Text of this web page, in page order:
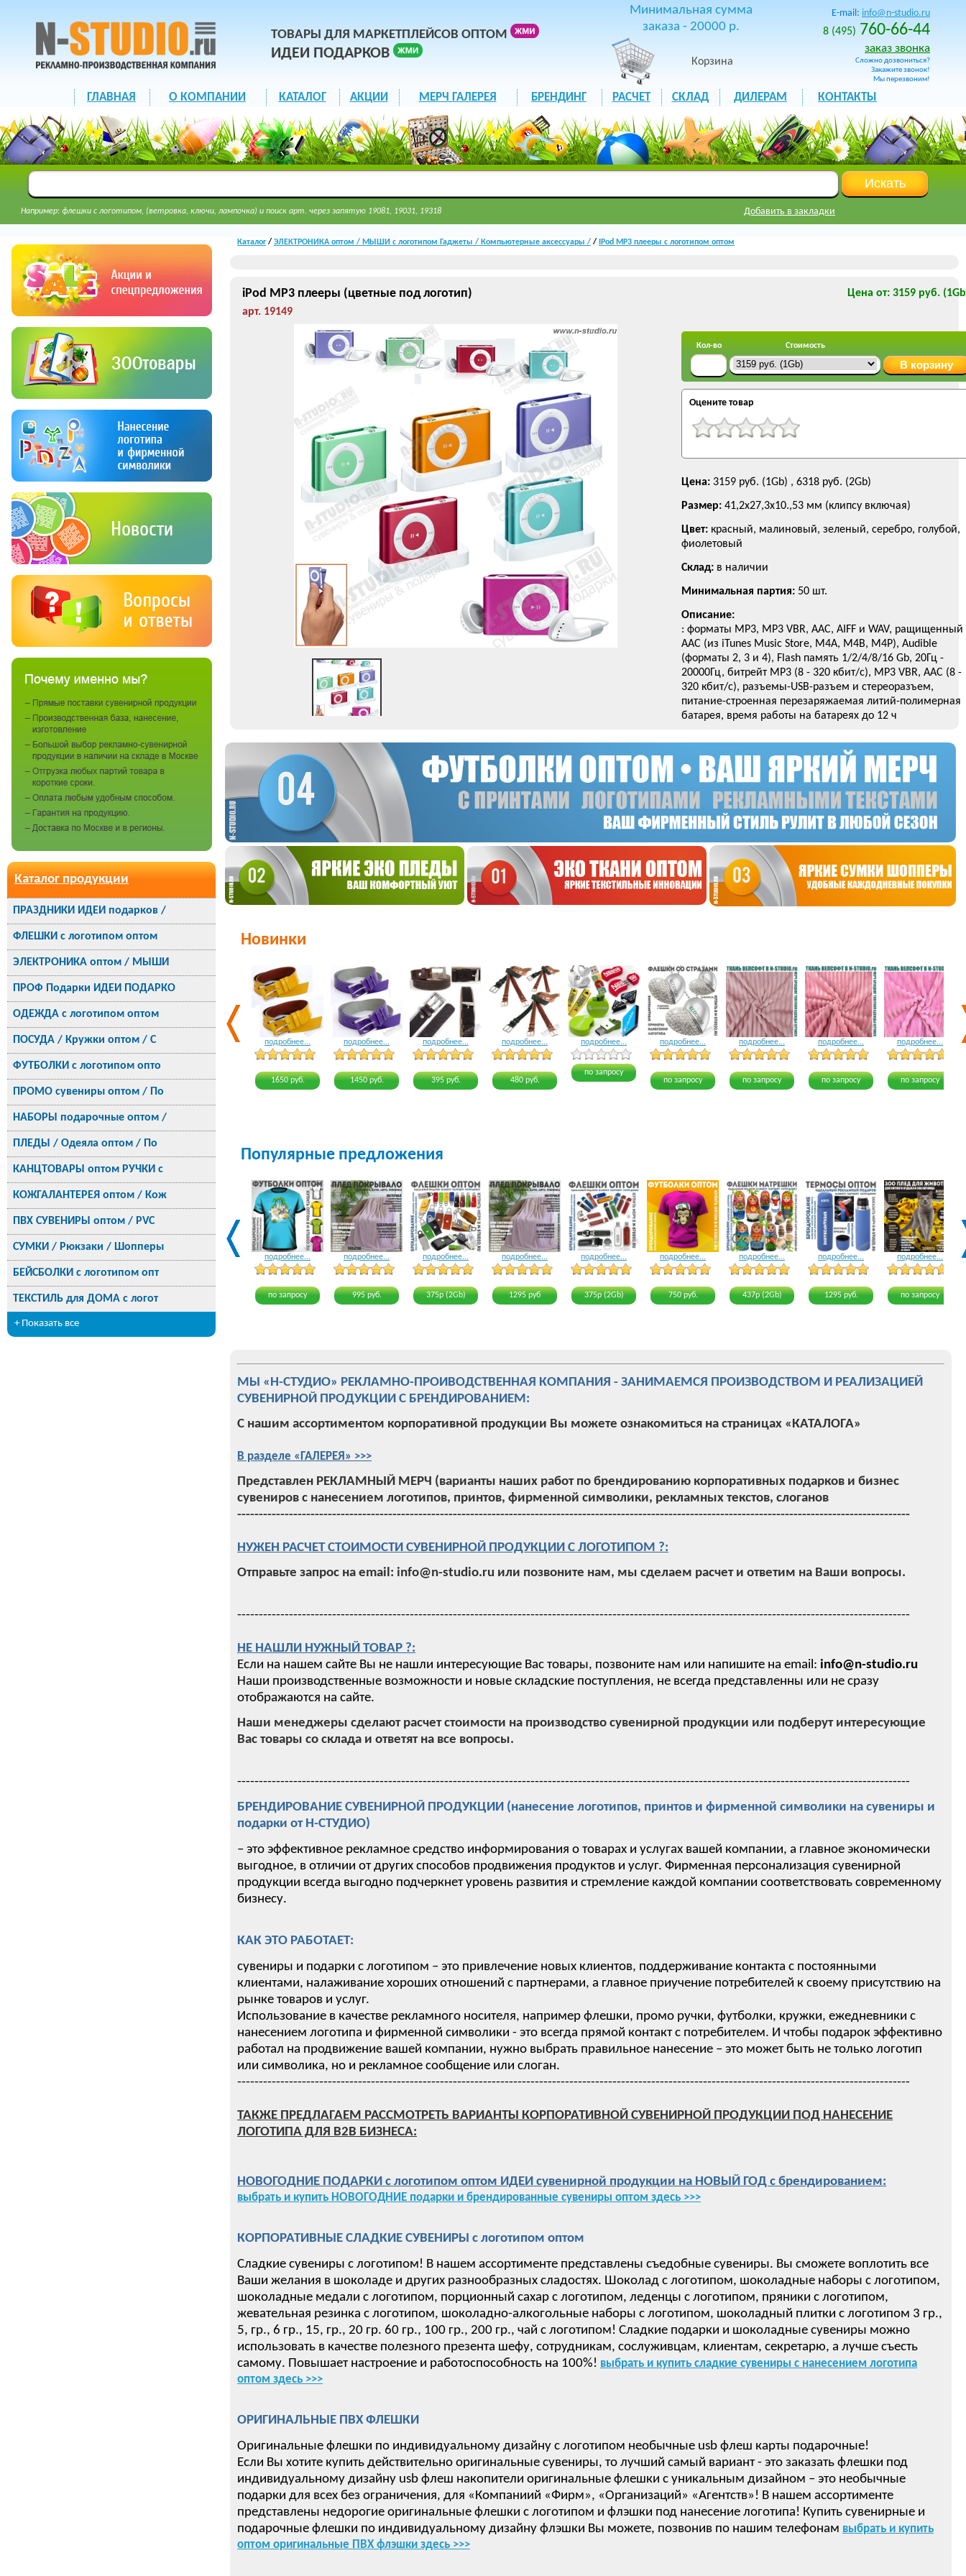
ТОВАРЫ ДЛЯ МАРКЕТПЛЕЙСОВ ОПТОМ
ИДЕИ ПОДАРКОВ
Минимальная сумма
заказа - 20000 р.
Корзина
E-mail: info@n-studio.ru
8 (495) 760-66-44
заказ звонка
Сложно дозвониться?
Закажите звонок!
Мы перезвоним!
ГЛАВНАЯ О КОМПАНИИ КАТАЛОГ АКЦИИ МЕРЧ ГАЛЕРЕЯ БРЕНДИНГ РАСЧЕТ СКЛАД ДИЛЕРАМ КОНТАКТЫ
Например: флешки с логотипом, (ветровка, ключи, лампочка) и поиск арт. через запятую 19081, 19031, 19318 Добавить в закладки
Каталог продукции
ПРАЗДНИКИ ИДЕИ подарков /
ФЛЕШКИ с логотипом оптом
ЭЛЕКТРОНИКА оптом / МЫШИ
ПРОФ Подарки ИДЕИ ПОДАРКО
ОДЕЖДА с логотипом оптом
ПОСУДА / Кружки оптом / С
ФУТБОЛКИ с логотипом опто
ПРОМО сувениры оптом / По
НАБОРЫ подарочные оптом /
ПЛЕДЫ / Одеяла оптом / По
КАНЦТОВАРЫ оптом РУЧКИ с
КОЖГАЛАНТЕРЕЯ оптом / Кож
ПВХ СУВЕНИРЫ оптом / PVC
СУМКИ / Рюкзаки / Шопперы
БЕЙСБОЛКИ с логотипом опт
ТЕКСТИЛЬ для ДОМА с логот
+ Показать все
Каталог/ ЭЛЕКТРОНИКА оптом / МЫШИ с логотипом Гаджеты / Компьютерные аксессуары / / IPod MP3 плееры с логотипом оптом
iPod MP3 плееры (цветные под логотип)
Цена от: 3159 руб.
арт. 19149
Кол-во Стоимость
Оцените товар
Цена: 3159 руб. (1Gb) , 6318 руб. (2Gb)
Размер: 41,2x27,3x10.,53 мм (клипсу включая)
Цвет: красный, малиновый, зеленый, серебро, голубой,
фиолетовый
Склад: в наличии
Минимальная партия: 50 шт.
Описание:
: форматы MP3, MP3 VBR, AAC, AIFF и WAV, pащищенный
AAC (из iTunes Music Store, M4A, M4B, M4P), Audible
(форматы 2, 3 и 4), Flash память 1/2/4/8/16 Gb, 20Гц -
20000Гц, битрейт MP3 (8 - 320 кбит/с), MP3 VBR, AAC (8 -
320 кбит/с), разъемы-USB-разъем и стереоразъем,
питание-строенная перезаряжаемая литий-полимерная
батарея, время работы на батареях до 12 ч
Новинки
подробнее...
4 голоса
1650 руб.
подробнее...
3 голоса
1450 руб.
подробнее...
3 голоса
395 руб.
подробнее...
4 голоса
480 руб.
подробнее...
по запросу
подробнее...
5 голосов
по запросу
подробнее...
12 голосов
по запросу
подробнее...
8 голосов
по запросу
подробнее...
по запросу
Популярные предложения
подробнее...
16 голосов
по запросу
подробнее...
20 голосов
995 руб.
подробнее...
22 голоса
375р (2Gb)
подробнее...
21 голос
1295 руб
подробнее...
15 голосов
375р (2Gb)
подробнее...
24 голоса
750 руб.
подробнее...
18 голосов
437р (2Gb)
подробнее...
22 голоса
1295 руб.
подробнее...
по запросу
МЫ «Н-СТУДИО» РЕКЛАМНО-ПРОИВОДСТВЕННАЯ КОМПАНИЯ - ЗАНИМАЕМСЯ ПРОИЗВОДСТВОМ И РЕАЛИЗАЦИЕЙ
СУВЕНИРНОЙ ПРОДУКЦИИ С БРЕНДИРОВАНИЕМ:
С нашим ассортиментом корпоративной продукции Вы можете ознакомиться на страницах «КАТАЛОГА»
В разделе «ГАЛЕРЕЯ» >>>
Представлен РЕКЛАМНЫЙ МЕРЧ (варианты наших работ по брендированию корпоративных подарков и бизнес
сувениров с нанесением логотипов, принтов, фирменной символики, рекламных текстов, слоганов
------------------------------------------------------------------------------------------------------------------------------------------------------------
НУЖЕН РАСЧЕТ СТОИМОСТИ СУВЕНИРНОЙ ПРОДУКЦИИ С ЛОГОТИПОМ ?:
Отправьте запрос на email: info@n-studio.ru или позвоните нам, мы сделаем расчет и ответим на Ваши вопросы.
------------------------------------------------------------------------------------------------------------------------------------------------------------
НЕ НАШЛИ НУЖНЫЙ ТОВАР ?:
Если на нашем сайте Вы не нашли интересующие Вас товары, позвоните нам или напишите на email: info@n-studio.ru
Наши производственные возможности и новые складские поступления, не всегда представленны или не сразу
отображаются на сайте.
Наши менеджеры сделают расчет стоимости на производство сувенирной продукции или подберут интересующие
Вас товары со склада и ответят на все вопросы.
------------------------------------------------------------------------------------------------------------------------------------------------------------
БРЕНДИРОВАНИЕ СУВЕНИРНОЙ ПРОДУКЦИИ (нанесение логотипов, принтов и фирменной символики на сувениры и
подарки от Н-СТУДИО)
– это эффективное рекламное средство информирования о товарах и услугах вашей компании, а главное экономически
выгодное, в отличии от других способов продвижения продуктов и услуг. Фирменная персонализация сувенирной
продукции всегда выгодно подчеркнет уровень развития и стремление каждой компании соответствовать современному
бизнесу.
КАК ЭТО РАБОТАЕТ:
сувениры и подарки с логотипом – это привлечение новых клиентов, поддерживание контакта с постоянными
клиентами, налаживание хороших отношений с партнерами, а главное приучение потребителей к своему присутствию на
рынке товаров и услуг.
Использование в качестве рекламного носителя, например флешки, промо ручки, футболки, кружки, ежедневники с
нанесением логотипа и фирменной символики - это всегда прямой контакт с потребителем. И чтобы подарок эффективно
работал на продвижение вашей компании, нужно выбрать правильное нанесение – это может быть не только логотип
или символика, но и рекламное сообщение или слоган.
------------------------------------------------------------------------------------------------------------------------------------------------------------
ТАКЖЕ ПРЕДЛАГАЕМ РАССМОТРЕТЬ ВАРИАНТЫ КОРПОРАТИВНОЙ СУВЕНИРНОЙ ПРОДУКЦИИ ПОД НАНЕСЕНИЕ
ЛОГОТИПА ДЛЯ B2B БИЗНЕСА:
НОВОГОДНИЕ ПОДАРКИ с логотипом оптом ИДЕИ сувенирной продукции на НОВЫЙ ГОД с брендированием:
выбрать и купить НОВОГОДНИЕ подарки и брендированные сувениры оптом здесь >>>
КОРПОРАТИВНЫЕ СЛАДКИЕ СУВЕНИРЫ с логотипом оптом
Сладкие сувениры с логотипом! В нашем ассортименте представлены съедобные сувениры. Вы сможете воплотить все
Ваши желания в шоколаде и других разнообразных сладостях. Шоколад с логотипом, шоколадные наборы с логотипом,
шоколадные медали с логотипом, порционный сахар с логотипом, леденцы с логотипом, пряники с логотипом,
жевательная резинка с логотипом, шоколадно-алкогольные наборы с логотипом, шоколадный плитки с логотипом 3 гр.,
5, гр., 6 гр., 15, гр., 20 гр. 60 гр., 100 гр., 200 гр., чай с логотипом! Сладкие подарки и шоколадные сувениры можно
использовать в качестве полезного презента шефу, сотрудникам, сослуживцам, клиентам, секретарю, а лучше съесть
самому. Повышает настроение и работоспособность на 100%! выбрать и купить сладкие сувениры с нанесением логотипа
оптом здесь >>>
ОРИГИНАЛЬНЫЕ ПВХ ФЛЕШКИ
Оригинальные флешки по индивидуальному дизайну с логотипом необычные usb флеш карты подарочные!
Если Вы хотите купить действительно оригинальные сувениры, то лучший самый вариант - это заказать флешки под
индивидуальному дизайну usb флеш накопители оригинальные флешки с уникальным дизайном – это необычные
подарки для всех без ограничения, для «Компаниий «Фирм», «Организаций» «Агентств»! В нашем ассортименте
представлены недорогие оригинальные флешки с логотипом и флэшки под нанесение логотипа! Купить сувенирные и
подарочные флешки по индивидуальному дизайну флэшки Вы можете, позвонив по нашим телефонам выбрать и купить
оптом оригинальные ПВХ флэшки здесь >>>